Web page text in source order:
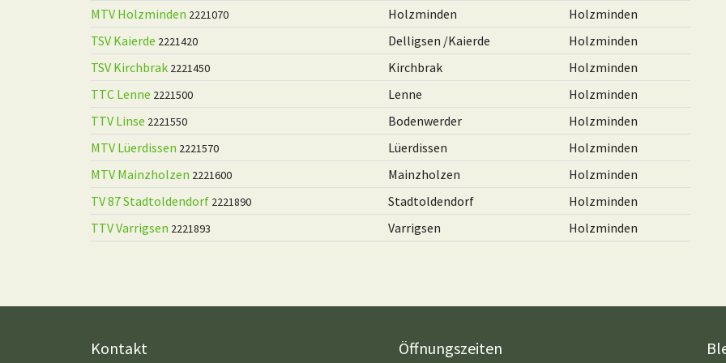
MTV Holzminden 2221070 Holzminden
Holzminden
TSV Kaierde 2221420 Delligsen /Kaierde
Holzminden
TSV Kirchbrak 2221450 Kirchbrak
Holzminden
TTC Lenne 2221500 Lenne
Holzminden
TTV Linse 2221550 Bodenwerder
Holzminden
MTV Lüerdissen 2221570 Lüerdissen
Holzminden
MTV Mainzholzen 2221600 Mainzholzen
Holzminden
TV 87 Stadtoldendorf 2221890 Stadtoldendorf
Holzminden
TTV Varrigsen 2221893 Varrigsen Holzminden
Kontakt Öffnungszeiten